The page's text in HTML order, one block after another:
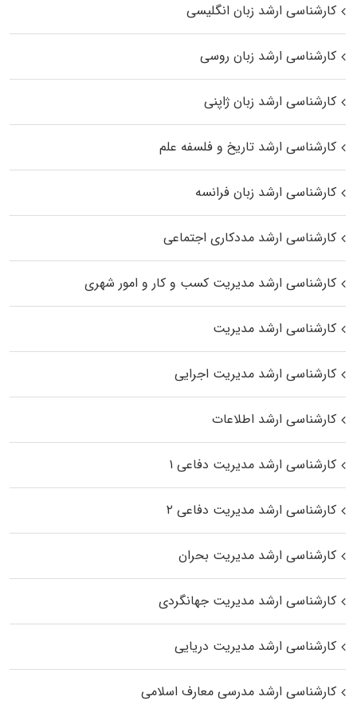
کارشناسی ارشد زبان انگلیسی
کارشناسی ارشد زبان روسی
کارشناسی ارشد زبان ژاپنی
کارشناسی ارشد تاریخ و فلسفه علم
کارشناسی ارشد زبان فرانسه
کارشناسی ارشد مددکاری اجتماعی
کارشناسی ارشد مدیریت کسب و کار و امور شهری
کارشناسی ارشد مدیریت
کارشناسی ارشد مدیریت اجرایی
کارشناسی ارشد اطلاعات
کارشناسی ارشد مدیریت دفاعی ۱
کارشناسی ارشد مدیریت دفاعی ۲
کارشناسی ارشد مدیریت بحران
کارشناسی ارشد مدیریت جهانگردی
کارشناسی ارشد مدیریت دریایی
کارشناسی ارشد مدرسی معارف اسلامی